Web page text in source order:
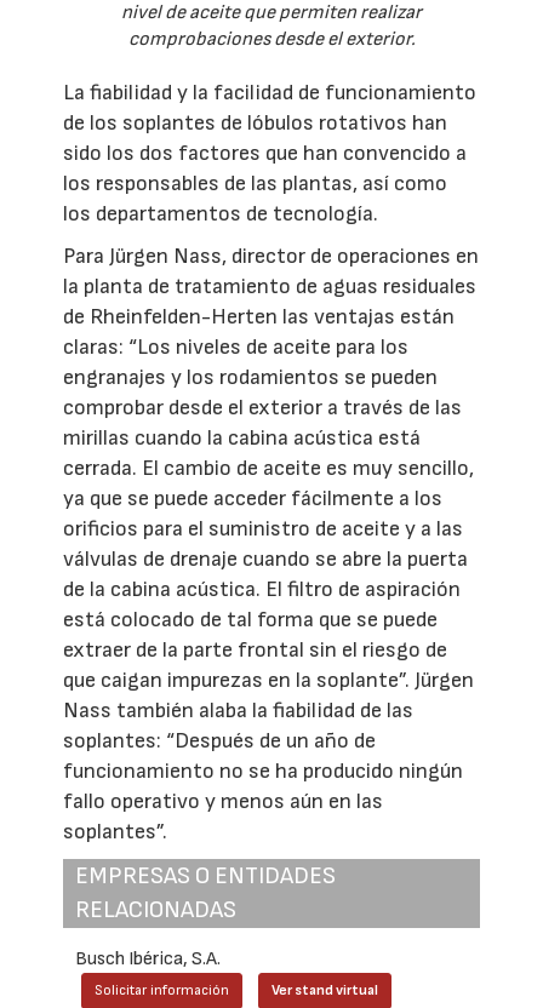
nivel de aceite que permiten realizar
comprobaciones desde el exterior.
La fiabilidad y la facilidad de funcionamiento
de los soplantes de lóbulos rotativos han
sido los dos factores que han convencido a
los responsables de las plantas, así como
los departamentos de tecnología.
Para Jürgen Nass, director de operaciones en
la planta de tratamiento de aguas residuales
de Rheinfelden-Herten las ventajas están
claras: “Los niveles de aceite para los
engranajes y los rodamientos se pueden
comprobar desde el exterior a través de las
mirillas cuando la cabina acústica está
cerrada. El cambio de aceite es muy sencillo,
ya que se puede acceder fácilmente a los
orificios para el suministro de aceite y a las
válvulas de drenaje cuando se abre la puerta
de la cabina acústica. El filtro de aspiración
está colocado de tal forma que se puede
extraer de la parte frontal sin el riesgo de
que caigan impurezas en la soplante”. Jürgen
Nass también alaba la fiabilidad de las
soplantes: “Después de un año de
funcionamiento no se ha producido ningún
fallo operativo y menos aún en las
soplantes”.
EMPRESAS O ENTIDADES
RELACIONADAS
Busch Ibérica, S.A.
Solicitar información Ver stand virtual